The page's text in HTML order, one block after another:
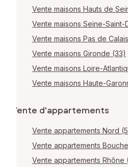
Vente maisons Hauts de
Vente maisons Seine-Saint-
Vente maisons Pas de
Vente maisons Gironde (33)
Vente maisons Loire-
Vente maisons Haute-
Vente d'appartements
Vente appartements Nord
Vente appartements
Vente appartements Rhône